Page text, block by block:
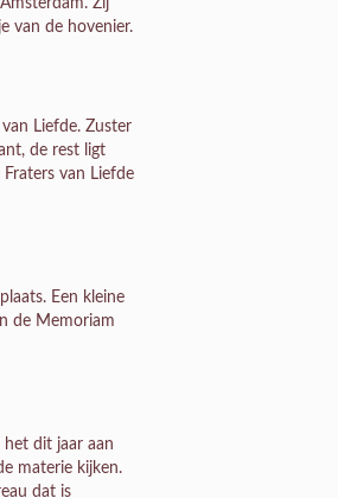
Zij
van de hovenier.
Liefde. Zuster
de rest ligt
van Liefde
Een kleine
de Memoriam
dit jaar aan
materie kijken.
dat is